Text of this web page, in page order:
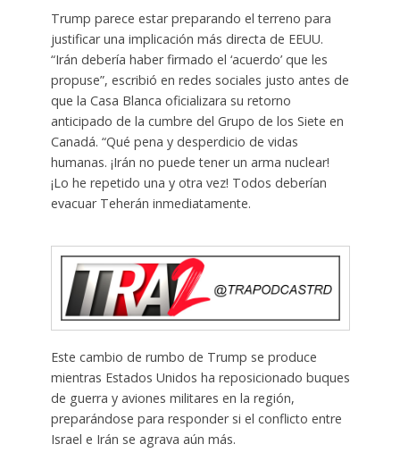
Trump parece estar preparando el terreno para
justificar una implicación más directa de EEUU.
“Irán debería haber firmado el ‘acuerdo’ que les
propuse”, escribió en redes sociales justo antes de
que la Casa Blanca oficializara su retorno
anticipado de la cumbre del Grupo de los Siete en
Canadá. “Qué pena y desperdicio de vidas
humanas. ¡Irán no puede tener un arma nuclear!
¡Lo he repetido una y otra vez! Todos deberían
evacuar Teherán inmediatamente.
Este cambio de rumbo de Trump se produce
mientras Estados Unidos ha reposicionado buques
de guerra y aviones militares en la región,
preparándose para responder si el conflicto entre
Israel e Irán se agrava aún más.